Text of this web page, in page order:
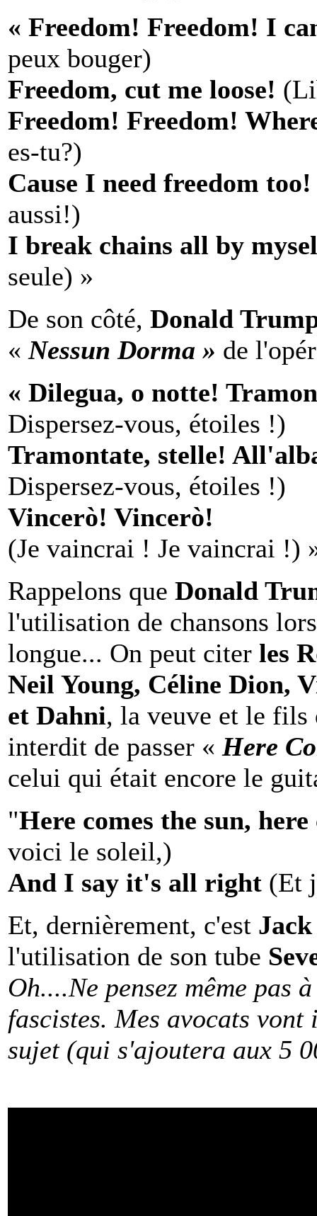
« Freedom! Freedom! I
peux bouger)
Freedom, cut me loose!
Freedom! Freedom!
es-tu?)
Cause I need freedom too!
aussi!)
I break chains all by
seule) »
De son côté, Donald
« Nessun Dorma » de
« Dilegua, o notte!
Dispersez-vous, étoiles !)
Tramontate, stelle!
Dispersez-vous, étoiles !)
Vincerò! Vincerò!
(Je vaincrai ! Je vaincrai !)
Rappelons que Donald
l'utilisation de chansons
longue... On peut citer les
Neil Young, Céline Dion,
et Dahni, la veuve et le
interdit de passer « Here
celui qui était encore le
"Here comes the sun, here
voici le soleil,)
And I say it's all right (Et
Et, dernièrement, c'est
l'utilisation de son tube
Oh....Ne pensez même pas
fascistes. Mes avocats
sujet (qui s'ajoutera aux 5